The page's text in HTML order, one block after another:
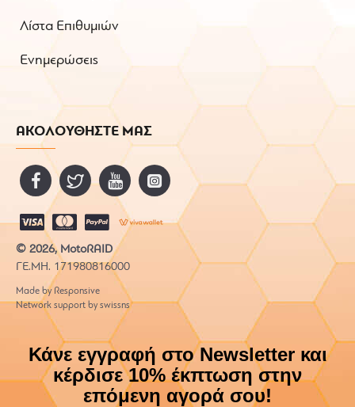
Λίστα Επιθυμιών
Ενημερώσεις
ΑΚΟΛΟΥΘΗΣΤΕ ΜΑΣ
© 2026, MotoRAID
ΓΕ.ΜΗ. 171980816000
Made by Responsive
Network support by swissns
Κάνε εγγραφή στο Newsletter και
κέρδισε 10% έκπτωση στην
επόμενη αγορά σου!